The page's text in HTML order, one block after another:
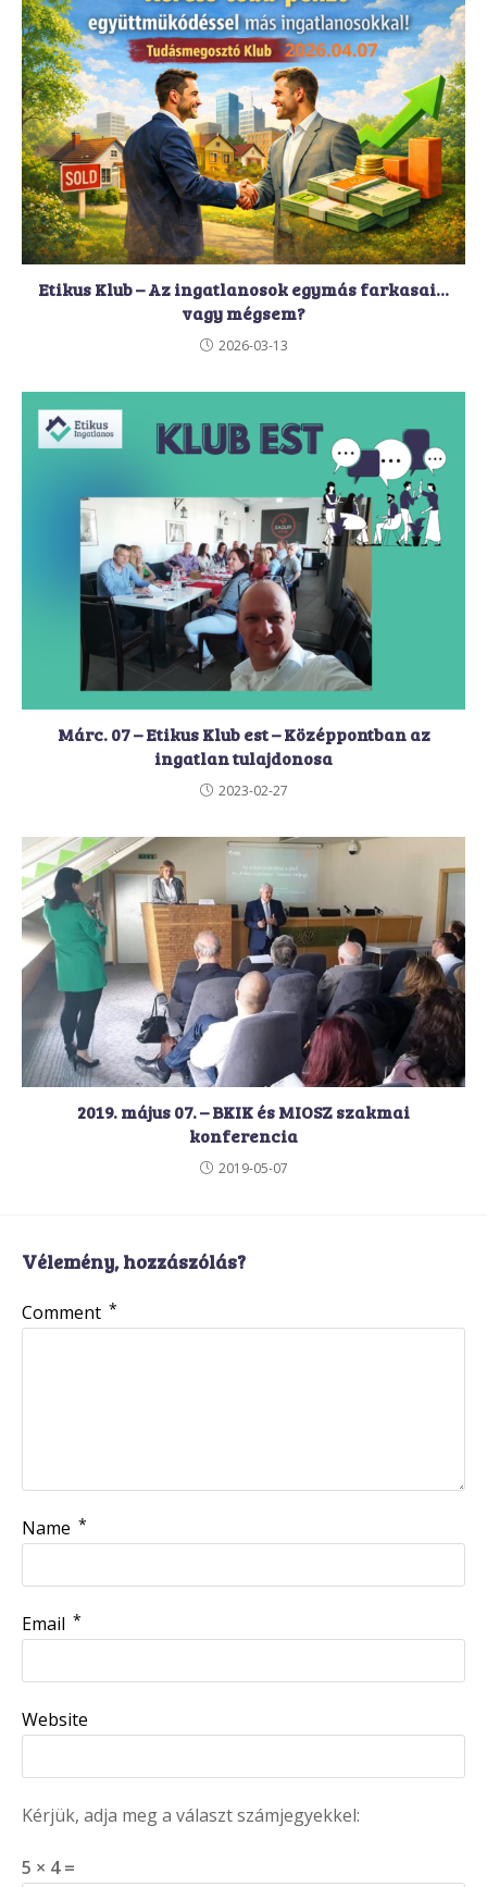
Etikus Klub – Az ingatlanosok egymás farkasai…
vagy mégsem?
2026-03-13
Márc. 07 – Etikus Klub est – Középpontban az
ingatlan tulajdonosa
2023-02-27
2019. május 07. – BKIK és MIOSZ szakmai
konferencia
2019-05-07
Vélemény, hozzászólás?
Comment *
Name *
Email *
Website
Kérjük, adja meg a választ számjegyekkel:
5 × 4 =